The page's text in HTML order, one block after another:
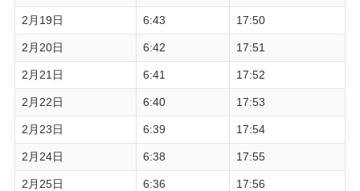
2月19日 6:43 17:50
2月20日 6:42 17:51
2月21日 6:41 17:52
2月22日 6:40 17:53
2月23日 6:39 17:54
2月24日 6:38 17:55
2月25日 6:36 17:56